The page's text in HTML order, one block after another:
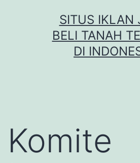
SITUS IKLAN
BELI TANAH
DI
Komite